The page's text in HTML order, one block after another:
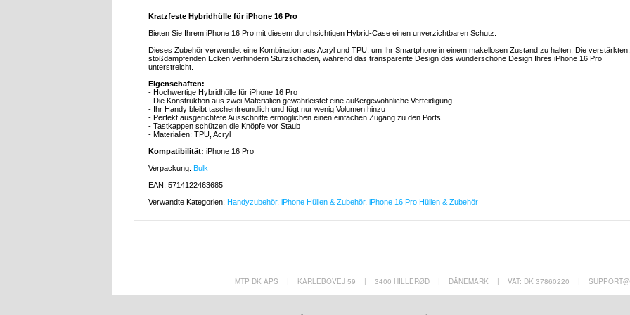
Kratzfeste Hybridhülle für iPhone 16 Pro
Bieten Sie Ihrem iPhone 16 Pro mit diesem durchsichtigen Hybrid-Case einen unverzichtbaren Schutz.
Dieses Zubehör verwendet eine Kombination aus Acryl und TPU, um Ihr Smartphone in einem makellosen Zustand zu halten. Die verstärkten,
stoßdämpfenden Ecken verhindern Sturzschäden, während das transparente Design das wunderschöne Design Ihres iPhone 16 Pro
unterstreicht.
Eigenschaften:
- Hochwertige Hybridhülle für iPhone 16 Pro
- Die Konstruktion aus zwei Materialien gewährleistet eine außergewöhnliche Verteidigung
- Ihr Handy bleibt taschenfreundlich und fügt nur wenig Volumen hinzu
- Perfekt ausgerichtete Ausschnitte ermöglichen einen einfachen Zugang zu den Ports
- Tastkappen schützen die Knöpfe vor Staub
- Materialien: TPU, Acryl
Kompatibilität: iPhone 16 Pro
Verpackung: Bulk
EAN: 5714122463685
Verwandte Kategorien: Handyzubehör, iPhone Hüllen & Zubehör, iPhone 16 Pro Hüllen & Zubehör
MTP DK APS | KARLEBOVEJ 59 | 3400 HILLERØD | DÄNEMARK | VAT: DK 37860220 |